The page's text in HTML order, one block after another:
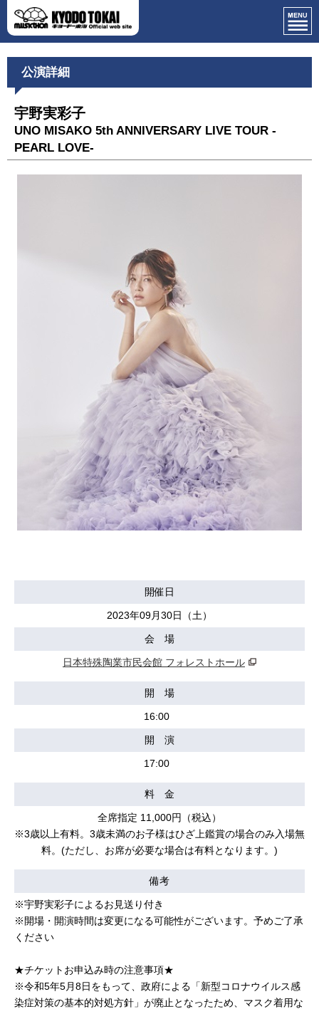
公演詳細
宇野実彩子
UNO MISAKO 5th ANNIVERSARY LIVE TOUR -
PEARL LOVE-
開催日
2023年09月30日（土）
会 場
日本特殊陶業市民会館 フォレストホール
開 場
16:00
開 演
17:00
料 金
全席指定 11,000円（税込）
※3歳以上有料。3歳未満のお子様はひざ上鑑賞の場合のみ入場無
料。(ただし、お席が必要な場合は有料となります。)
備考
※宇野実彩子によるお見送り付き
※開場・開演時間は変更になる可能性がございます。予めご了承
ください
★チケットお申込み時の注意事項★
※令和5年5⽉8⽇をもって、政府による「新型コロナウイルス感
染症対策の基本的対処⽅針」が廃⽌となったため、マスク着⽤な